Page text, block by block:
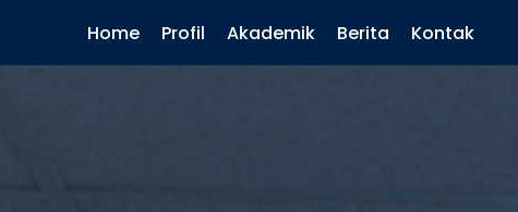
Home Profil Akademik Berita Kontak